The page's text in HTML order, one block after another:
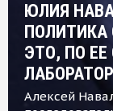
ЮЛИЯ
ПОЛИТИКА
ЭТО, ПО
Алексей